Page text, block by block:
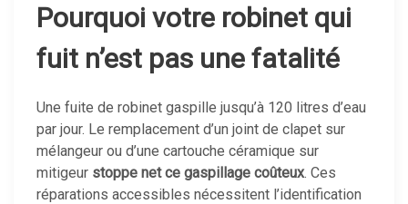
Pourquoi votre robinet qui
fuit n’est pas une fatalité
Une fuite de robinet gaspille jusqu’à 120 litres d’eau
par jour. Le remplacement d’un joint de clapet sur
mélangeur ou d’une cartouche céramique sur
mitigeur stoppe net ce gaspillage coûteux. Ces
réparations accessibles nécessitent l’identification